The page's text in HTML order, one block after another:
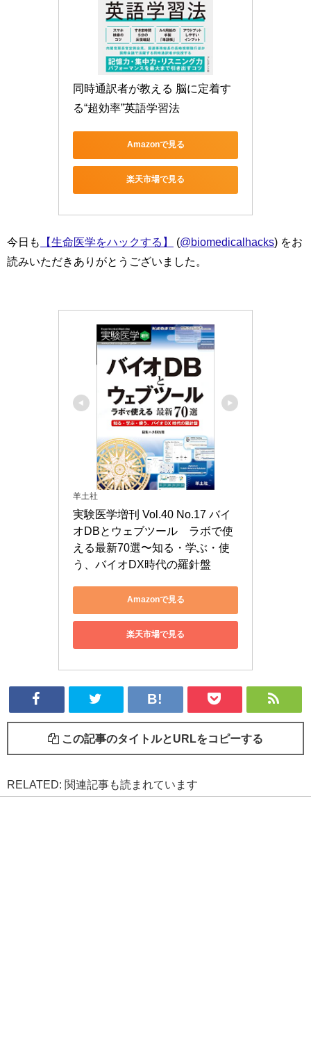
同時通訳者が教える 脳に定着す
る“超効率”英語学習法
Amazonで見る
楽天市場で見る
今日も 【生命医学をハックする】 (@biomedicalhacks) をお
読みいただきありがとうございました。
羊土社
実験医学増刊 Vol.40 No.17 バイ
オDBとウェブツール　ラボで使
える最新70選〜知る・学ぶ・使
う、バイオDX時代の羅針盤
Amazonで見る
楽天市場で見る
この記事のタイトルとURLをコピーする
RELATED: 関連記事も読まれています